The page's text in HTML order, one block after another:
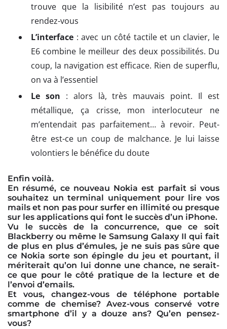
trouve que la lisibilité n’est pas toujours au
rendez-vous
L’interface : avec un côté tactile et un clavier, le
E6 combine le meilleur des deux possibilités. Du
coup, la navigation est efficace. Rien de superflu,
on va à l’essentiel
Le son : alors là, très mauvais point. Il est
métallique, ça crisse, mon interlocuteur ne
m’entendait pas parfaitement… à revoir. Peut-
être est-ce un coup de malchance. Je lui laisse
volontiers le bénéfice du doute
Enfin voilà.
En résumé, ce nouveau Nokia est parfait si vous
souhaitez un terminal uniquement pour lire vos
mails et non pas pour surfer en illimité ou presque
sur les applications qui font le succès d’un iPhone.
Vu le succès de la concurrence, que ce soit
Blackberry ou même le Samsung Galaxy II qui fait
de plus en plus d’émules, je ne suis pas sûre que
ce Nokia sorte son épingle du jeu et pourtant, il
mériterait qu’on lui donne une chance, ne serait-
ce que pour le côté pratique de la lecture et de
l’envoi d’emails.
Et vous, changez-vous de téléphone portable
comme de chemise? Avez-vous conservé votre
smartphone d’il y a douze ans? Qu’en pensez-
vous?